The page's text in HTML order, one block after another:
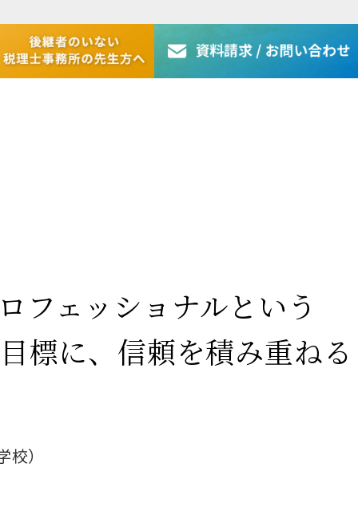
フェッショナルという
標に、信頼を積み重ねる
）